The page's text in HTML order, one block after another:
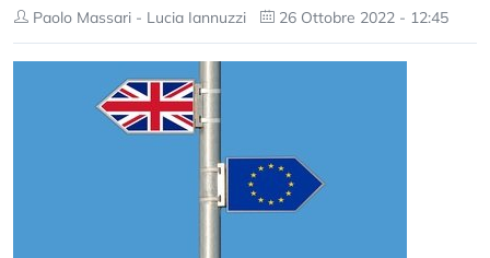
Paolo Massari - Lucia Iannuzzi 26 Ottobre 2022 - 12:45